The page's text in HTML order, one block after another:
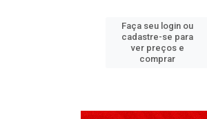
Faça seu login ou
cadastre-se para
ver preços e
comprar